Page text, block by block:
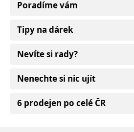
Poradíme vám
Tipy na dárek
Nevíte si rady?
Nenechte si nic ujít
6 prodejen po celé ČR